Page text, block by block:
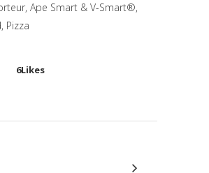
Ape Smart & V-Smart®,
Pizza
6Likes